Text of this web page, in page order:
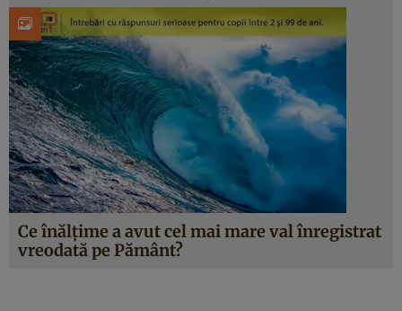
Ce înălțime a avut cel mai mare val înregistrat
vreodată pe Pământ?